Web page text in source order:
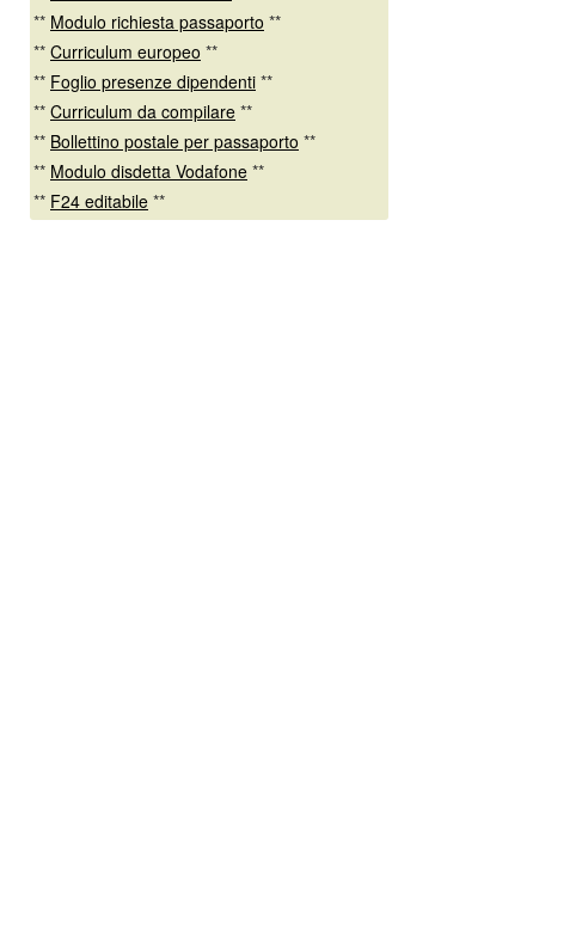
** Modulo richiesta passaporto **
** Curriculum europeo **
** Foglio presenze dipendenti **
** Curriculum da compilare **
** Bollettino postale per passaporto **
** Modulo disdetta Vodafone **
** F24 editabile **